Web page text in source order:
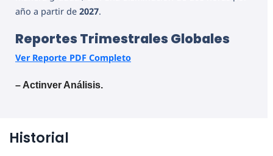
año a partir de 2027.
Reportes Trimestrales Globales
Ver Reporte PDF Completo
– Actinver Análisis.
Historial